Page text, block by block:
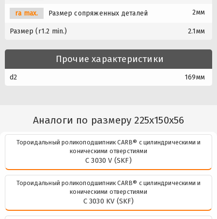
ra max. Размер сопряженных деталей 2мм
Размер (r1.2 min.) 2.1мм
Прочие характеристики
d2 169мм
Аналоги по размеру 225x150x56
Тороидальный роликоподшипник CARB® с цилиндрическими и
коническими отверстиями
C 3030 V (SKF)
Тороидальный роликоподшипник CARB® с цилиндрическими и
коническими отверстиями
C 3030 KV (SKF)